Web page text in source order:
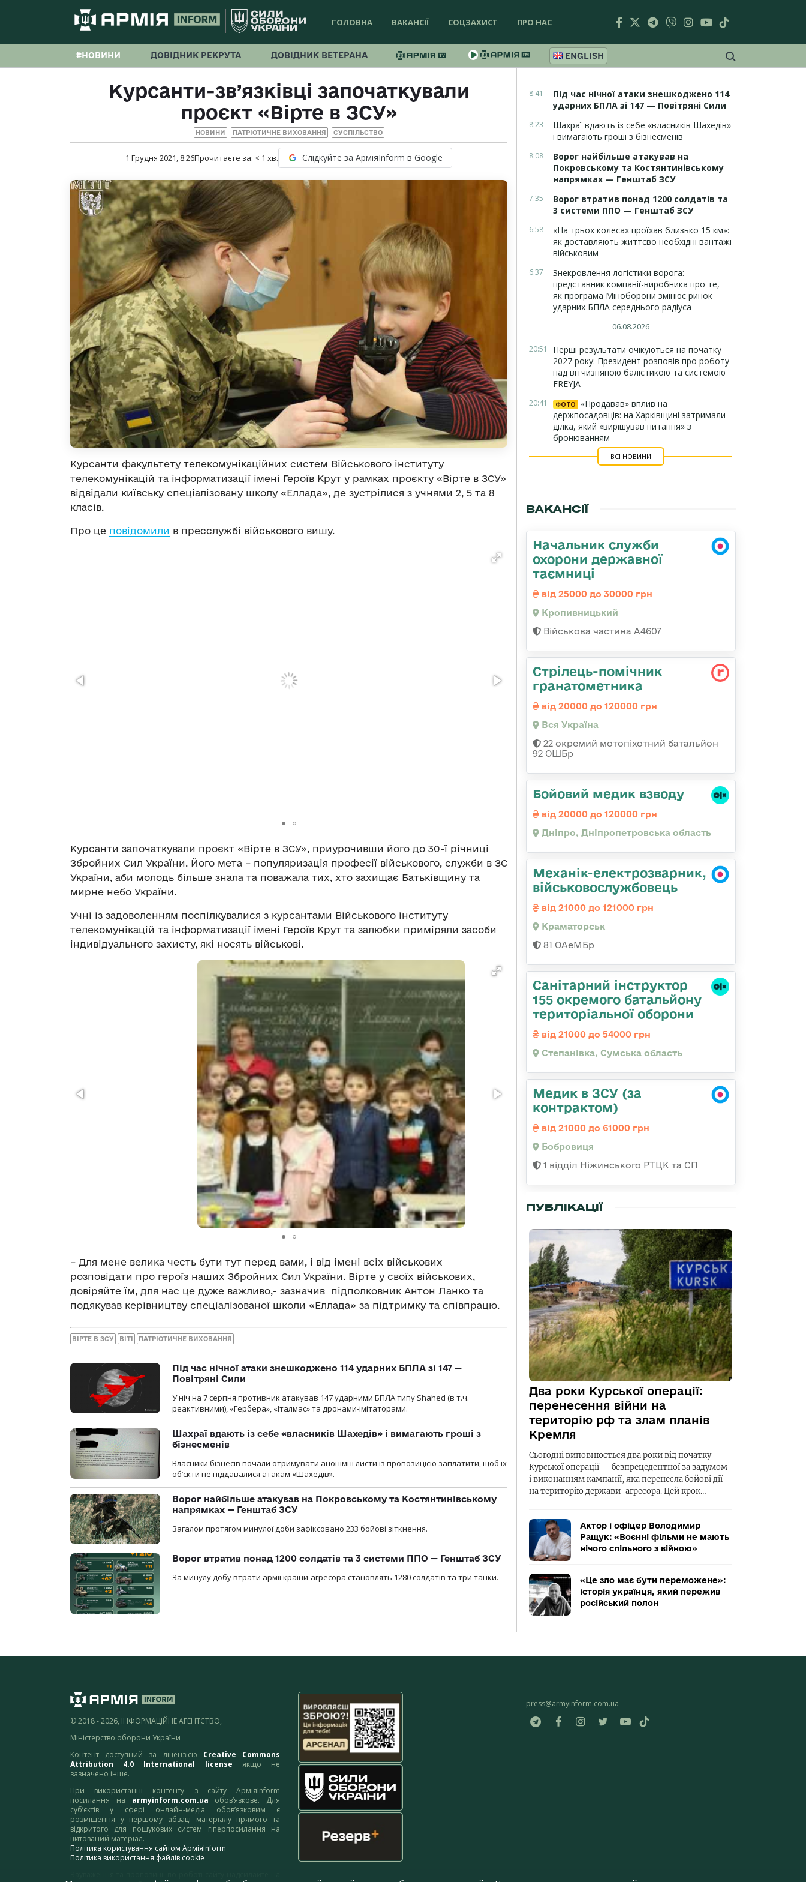
ГОЛОВНА ВАКАНСІЇ СОЦЗАХИСТ ПРО НАС
#НОВИНИ ДОВІДНИК РЕКРУТА ДОВІДНИК ВЕТЕРАНА ENGLISH
Курсанти-зв’язківці започаткували
проєкт «Вірте в ЗСУ»
НОВИНИ ПАТРІОТИЧНЕ ВИХОВАННЯ СУСПІЛЬСТВО
1 Грудня 2021, 8:26Прочитаєте за: < 1 хв. Слідкуйте за АрміяInform в Google
Курсанти факультету телекомунікаційних систем Військового інституту
телекомунікацій та інформатизації імені Героїв Крут у рамках проєкту «Вірте в ЗСУ»
відвідали київську спеціалізовану школу «Еллада», де зустрілися з учнями 2, 5 та 8
класів.
Про це повідомили в пресслужбі військового вишу.
Курсанти започаткували проєкт «Вірте в ЗСУ», приурочивши його до 30-ї річниці
Збройних Сил України. Його мета – популяризація професії військового, служби в ЗС
України, аби молодь більше знала та поважала тих, хто захищає Батьківщину та
мирне небо України.
Учні із задоволенням поспілкувалися з курсантами Військового інституту
телекомунікацій та інформатизації імені Героїв Крут та залюбки приміряли засоби
індивідуального захисту, які носять військові.
– Для мене велика честь бути тут перед вами, і від імені всіх військових
розповідати про героїз наших Збройних Сил України. Вірте у своїх військових,
довіряйте їм, для нас це дуже важливо,- зазначив підполковник Антон Ланко та
подякував керівництву спеціалізованої школи «Еллада» за підтримку та співпрацю.
ВІРТЕ В ЗСУ ВІТІ ПАТРІОТИЧНЕ ВИХОВАННЯ
Під час нічної атаки знешкоджено 114 ударних БПЛА зі 147 —
Повітряні Сили
У ніч на 7 серпня противник атакував 147 ударними БПЛА типу Shahed (в т.ч.
реактивними), «Гербера», «Італмас» та дронами-імітаторами.
Шахраї вдають із себе «власників Шахедів» і вимагають гроші з
бізнесменів
Власники бізнесів почали отримувати анонімні листи із пропозицією заплатити, щоб їх
об’єкти не піддавалися атакам «Шахедів».
Ворог найбільше атакував на Покровському та Костянтинівському
напрямках — Генштаб ЗСУ
Загалом протягом минулої доби зафіксовано 233 бойові зіткнення.
Ворог втратив понад 1200 солдатів та 3 системи ППО — Генштаб ЗСУ
За минулу добу втрати армії країни-агресора становлять 1280 солдатів та три танки.
8:41
Під час нічної атаки знешкоджено 114
ударних БПЛА зі 147 — Повітряні Сили
8:23
Шахраї вдають із себе «власників Шахедів»
і вимагають гроші з бізнесменів
8:08
Ворог найбільше атакував на
Покровському та Костянтинівському
напрямках — Генштаб ЗСУ
7:35
Ворог втратив понад 1200 солдатів та
3 системи ППО — Генштаб ЗСУ
6:58
«На трьох колесах проїхав близько 15 км»:
як доставляють життєво необхідні вантажі
військовим
6:37
Знекровлення логістики ворога:
представник компанії-виробника про те,
як програма Міноборони змінює ринок
ударних БПЛА середнього радіуса
06.08.2026
20:51
Перші результати очікуються на початку
2027 року: Президент розповів про роботу
над вітчизняною балістикою та системою
FREYJA
20:41 ФОТО
«Продавав» вплив на
держпосадовців: на Харківщині затримали
ділка, який «вирішував питання» з
бронюванням
ВСІ НОВИНИ
ВАКАНСІЇ
Начальник служби
охорони державної
таємниці
від 25000 до 30000 грн
Кропивницький
Військова частина А4607
Стрілець-помічник
гранатометника
від 20000 до 120000 грн
Вся Україна
22 окремий мотопіхотний батальйон
92 ОШБр
Бойовий медик взводу
від 20000 до 120000 грн
Дніпро, Дніпропетровська область
Механік-електрозварник,
військовослужбовець
від 21000 до 121000 грн
Краматорськ
81 ОАеМБр
Санітарний інструктор
155 окремого батальйону
територіальної оборони
від 21000 до 54000 грн
Степанівка, Сумська область
Медик в ЗСУ (за
контрактом)
від 21000 до 61000 грн
Бобровиця
1 відділ Ніжинського РТЦК та СП
ПУБЛІКАЦІЇ
Два роки Курської операції:
перенесення війни на
територію рф та злам планів
Кремля
Сьогодні виповнюється два роки від початку
Курської операції — безпрецедентної за задумом
і виконанням кампанії, яка перенесла бойові дії
на територію держави-агресора. Цей крок…
Актор і офіцер Володимир
Ращук: «Воєнні фільми не мають
нічого спільного з війною»
«Це зло має бути переможене»:
історія українця, який пережив
російський полон
© 2018 - 2026, ІНФОРМАЦІЙНЕ АГЕНТСТВО,
Міністерство оборони України
Контент доступний за ліцензією Creative Commons
Attribution 4.0 International license якщо не
зазначено інше.
При використанні контенту з сайту АрміяInform
посилання на armyinform.com.ua обов’язкове. Для
суб’єктів у сфері онлайн-медіа обов’язковим є
розміщення у першому абзаці матеріалу прямого та
відкритого для пошукових систем гіперпосилання на
цитований матеріал.
Політика користування сайтом АрміяInform
Політика використання файлів cookie
press@armyinform.com.ua